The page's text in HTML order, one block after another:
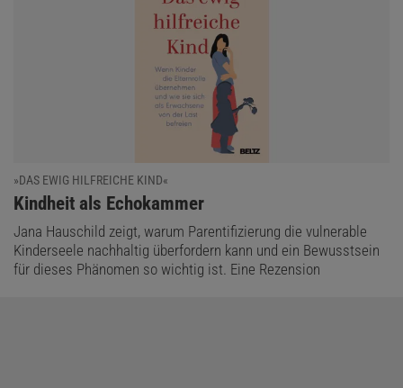
»DAS EWIG HILFREICHE KIND«
:
Kindheit als Echokammer
Jana Hauschild zeigt, warum Parentifizierung die vulnerable
Kinderseele nachhaltig überfordern kann und ein Bewusstsein
für dieses Phänomen so wichtig ist. Eine Rezension